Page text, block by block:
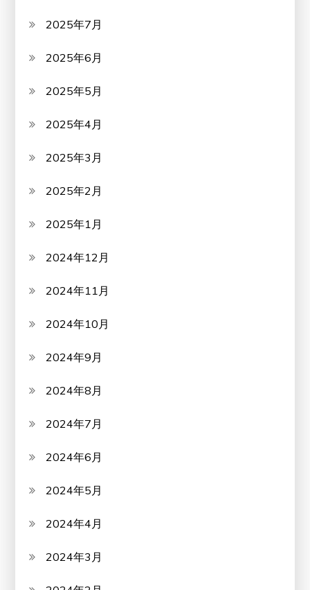
2025年7月
2025年6月
2025年5月
2025年4月
2025年3月
2025年2月
2025年1月
2024年12月
2024年11月
2024年10月
2024年9月
2024年8月
2024年7月
2024年6月
2024年5月
2024年4月
2024年3月